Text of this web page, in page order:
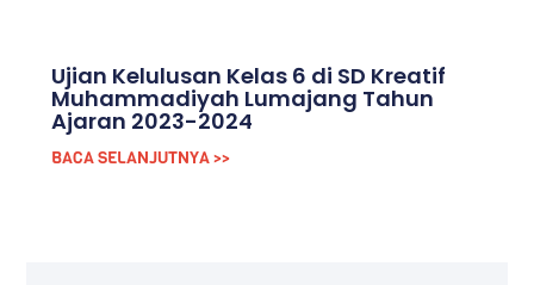
Ujian Kelulusan Kelas 6 di SD Kreatif
Muhammadiyah Lumajang Tahun
Ajaran 2023-2024
BACA SELANJUTNYA >>